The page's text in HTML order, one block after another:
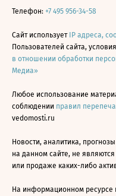
Телефон: +7 495 956-34-58
Сайт использует IP адреса,
Пользователей сайта,
в отношении обработки
Медиа»
Любое использование
соблюдении правил
vedomosti.ru
Новости, аналитика,
на данном сайте, не
или продаже каких-либо
На информационном ресурсе